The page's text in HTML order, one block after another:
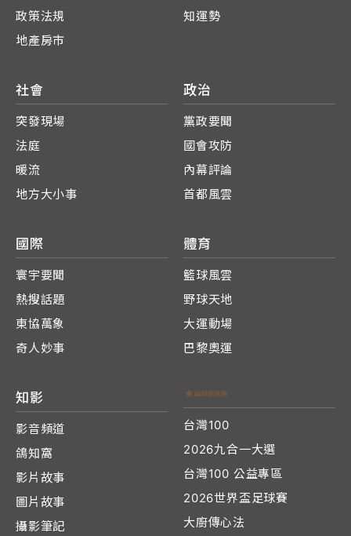
政策法規
地產房市
知運勢
社會
突發現場
法庭
暖流
地方大小事
政治
黨政要聞
國會攻防
內幕評論
首都風雲
國際
寰宇要聞
熱搜話題
東協萬象
奇人妙事
體育
籃球風雲
野球天地
大運動場
巴黎奧運
知影
影音頻道
鴿知窩
影片故事
圖片故事
攝影筆記
台灣100
2026九合一大選
台灣100 公益專區
2026世界盃足球賽
大廚傳心法